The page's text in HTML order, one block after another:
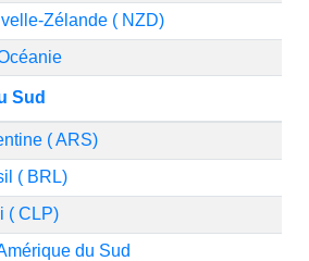
Zélande ( NZD)
Sud
( ARS)
( BRL)
( CLP)
du Sud